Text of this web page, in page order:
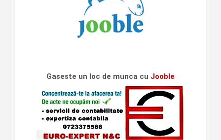
Gaseste un loc de munca cu Jooble